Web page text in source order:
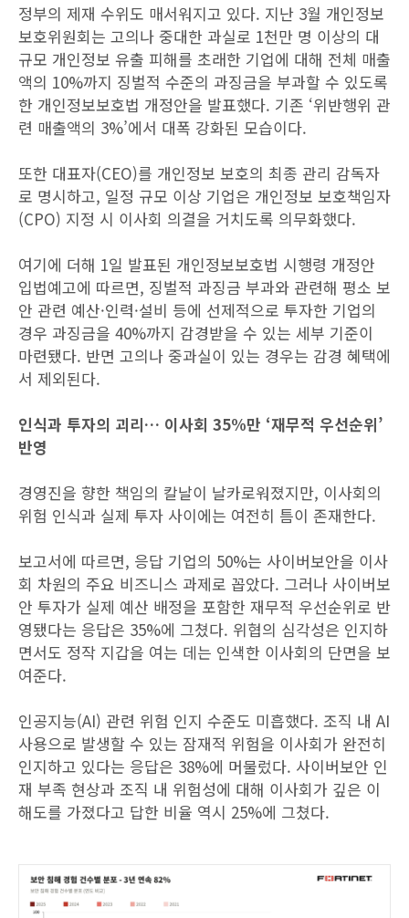
정부의 제재 수위도 매서워지고 있다. 지난 3월 개인정보
보호위원회는 고의나 중대한 과실로 1천만 명 이상의 대
규모 개인정보 유출 피해를 초래한 기업에 대해 전체 매출
액의 10%까지 징벌적 수준의 과징금을 부과할 수 있도록
한 개인정보보호법 개정안을 발표했다. 기존 ‘위반행위 관
련 매출액의 3%’에서 대폭 강화된 모습이다.
또한 대표자(CEO)를 개인정보 보호의 최종 관리 감독자
로 명시하고, 일정 규모 이상 기업은 개인정보 보호책임자
(CPO) 지정 시 이사회 의결을 거치도록 의무화했다.
여기에 더해 1일 발표된 개인정보보호법 시행령 개정안
입법예고에 따르면, 징벌적 과징금 부과와 관련해 평소 보
안 관련 예산·인력·설비 등에 선제적으로 투자한 기업의
경우 과징금을 40%까지 감경받을 수 있는 세부 기준이
마련됐다. 반면 고의나 중과실이 있는 경우는 감경 혜택에
서 제외된다.
인식과 투자의 괴리… 이사회 35%만 ‘재무적 우선순위’
반영
경영진을 향한 책임의 칼날이 날카로워졌지만, 이사회의
위험 인식과 실제 투자 사이에는 여전히 틈이 존재한다.
보고서에 따르면, 응답 기업의 50%는 사이버보안을 이사
회 차원의 주요 비즈니스 과제로 꼽았다. 그러나 사이버보
안 투자가 실제 예산 배정을 포함한 재무적 우선순위로 반
영됐다는 응답은 35%에 그쳤다. 위협의 심각성은 인지하
면서도 정작 지갑을 여는 데는 인색한 이사회의 단면을 보
여준다.
인공지능(AI) 관련 위험 인지 수준도 미흡했다. 조직 내 AI
사용으로 발생할 수 있는 잠재적 위험을 이사회가 완전히
인지하고 있다는 응답은 38%에 머물렀다. 사이버보안 인
재 부족 현상과 조직 내 위험성에 대해 이사회가 깊은 이
해도를 가졌다고 답한 비율 역시 25%에 그쳤다.